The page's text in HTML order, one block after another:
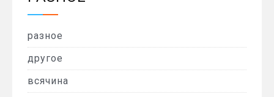
разное
другое
всячина